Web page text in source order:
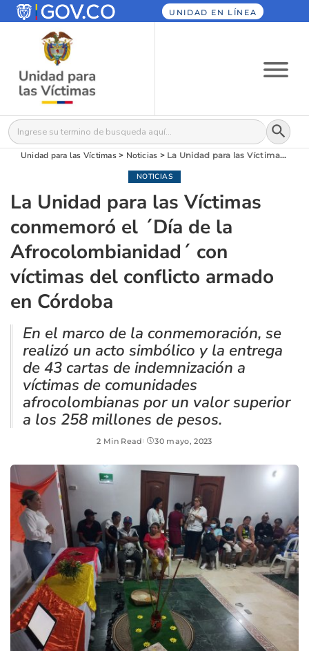
UNIDAD EN LÍNEA
Buscar: Botón
Unidad para las Víctimas> Noticias > La Unidad para las Víctimas conmemoró el ´Día de la Afrocolombianidad´ con víctimas del conflicto armado en Córdoba
NOTICIAS
La Unidad para las Víctimas
conmemoró el ´Día de la
Afrocolombianidad´ con
víctimas del conflicto armado
en Córdoba
En el marco de la conmemoración, se
realizó un acto simbólico y la entrega
de 43 cartas de indemnización a
víctimas de comunidades
afrocolombianas por un valor superior
a los 258 millones de pesos.
2 Min Read 30 mayo, 2023